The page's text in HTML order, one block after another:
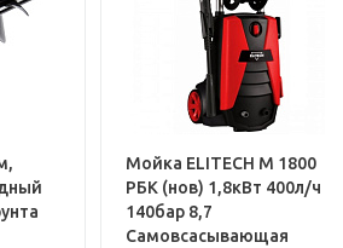
техники
Мойка ELITECH М 1800
РБК (нов) 1,8кВт 400л/ч
140бар 8,7
Самовсасывающая